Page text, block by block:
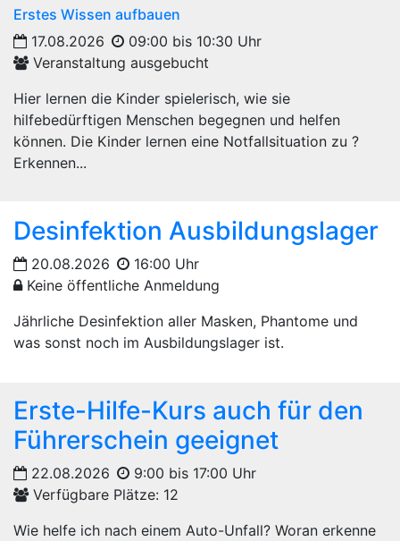
Erstes Wissen aufbauen
17.08.2026
09:00 bis 10:30 Uhr
Veranstaltung ausgebucht
Hier lernen die Kinder spielerisch, wie sie
hilfebedürftigen Menschen begegnen und helfen
können. Die Kinder lernen eine Notfallsituation zu ?
Erkennen...
Desinfektion Ausbildungslager
20.08.2026
16:00 Uhr
Keine öffentliche Anmeldung
Jährliche Desinfektion aller Masken, Phantome und
was sonst noch im Ausbildungslager ist.
Erste-Hilfe-Kurs auch für den
Führerschein geeignet
22.08.2026
9:00 bis 17:00 Uhr
Verfügbare Plätze: 12
Wie helfe ich nach einem Auto-Unfall? Woran erkenne